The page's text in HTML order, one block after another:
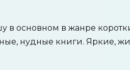
в основном в жанре
нудные книги. Яркие,